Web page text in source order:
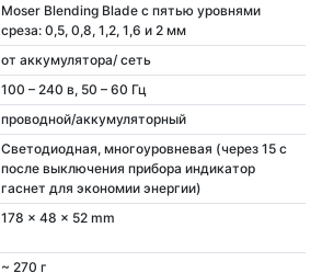
Moser Blending Blade с пятью уровнями
среза: 0,5, 0,8, 1,2, 1,6 и 2 мм
от аккумулятора/ сеть
100 – 240 в, 50 – 60 Гц
проводной/аккумуляторный
Светодиодная, многоуровневая (через 15 с
после выключения прибора индикатор
гаснет для экономии энергии)
178 x 48 x 52 mm
~ 270 г